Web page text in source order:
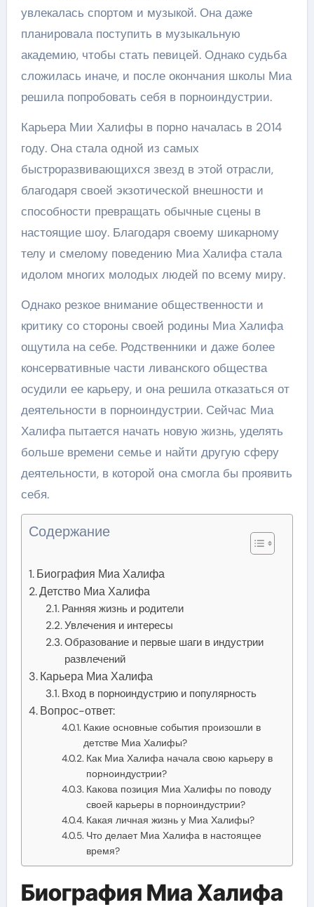
увлекалась спортом и музыкой. Она даже
планировала поступить в музыкальную
академию, чтобы стать певицей. Однако судьба
сложилась иначе, и после окончания школы Миа
решила попробовать себя в порноиндустрии.
Карьера Мии Халифы в порно началась в 2014
году. Она стала одной из самых
быстроразвивающихся звезд в этой отрасли,
благодаря своей экзотической внешности и
способности превращать обычные сцены в
настоящие шоу. Благодаря своему шикарному
телу и смелому поведению Миа Халифа стала
идолом многих молодых людей по всему миру.
Однако резкое внимание общественности и
критику со стороны своей родины Миа Халифа
ощутила на себе. Родственники и даже более
консервативные части ливанского общества
осудили ее карьеру, и она решила отказаться от
деятельности в порноиндустрии. Сейчас Миа
Халифа пытается начать новую жизнь, уделять
больше времени семье и найти другую сферу
деятельности, в которой она смогла бы проявить
себя.
Содержание
Биография Миа Халифа
Детство Миа Халифа
Ранняя жизнь и родители
Увлечения и интересы
Образование и первые шаги в индустрии
развлечений
Карьера Миа Халифа
Вход в порноиндустрию и популярность
Вопрос-ответ:
Какие основные события произошли в
детстве Миа Халифы?
Как Миа Халифа начала свою карьеру в
порноиндустрии?
Какова позиция Миа Халифы по поводу
своей карьеры в порноиндустрии?
Какая личная жизнь у Миа Халифы?
Что делает Миа Халифа в настоящее
время?
Биография Миа Халифа